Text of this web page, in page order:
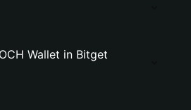
Wallet in Bitget